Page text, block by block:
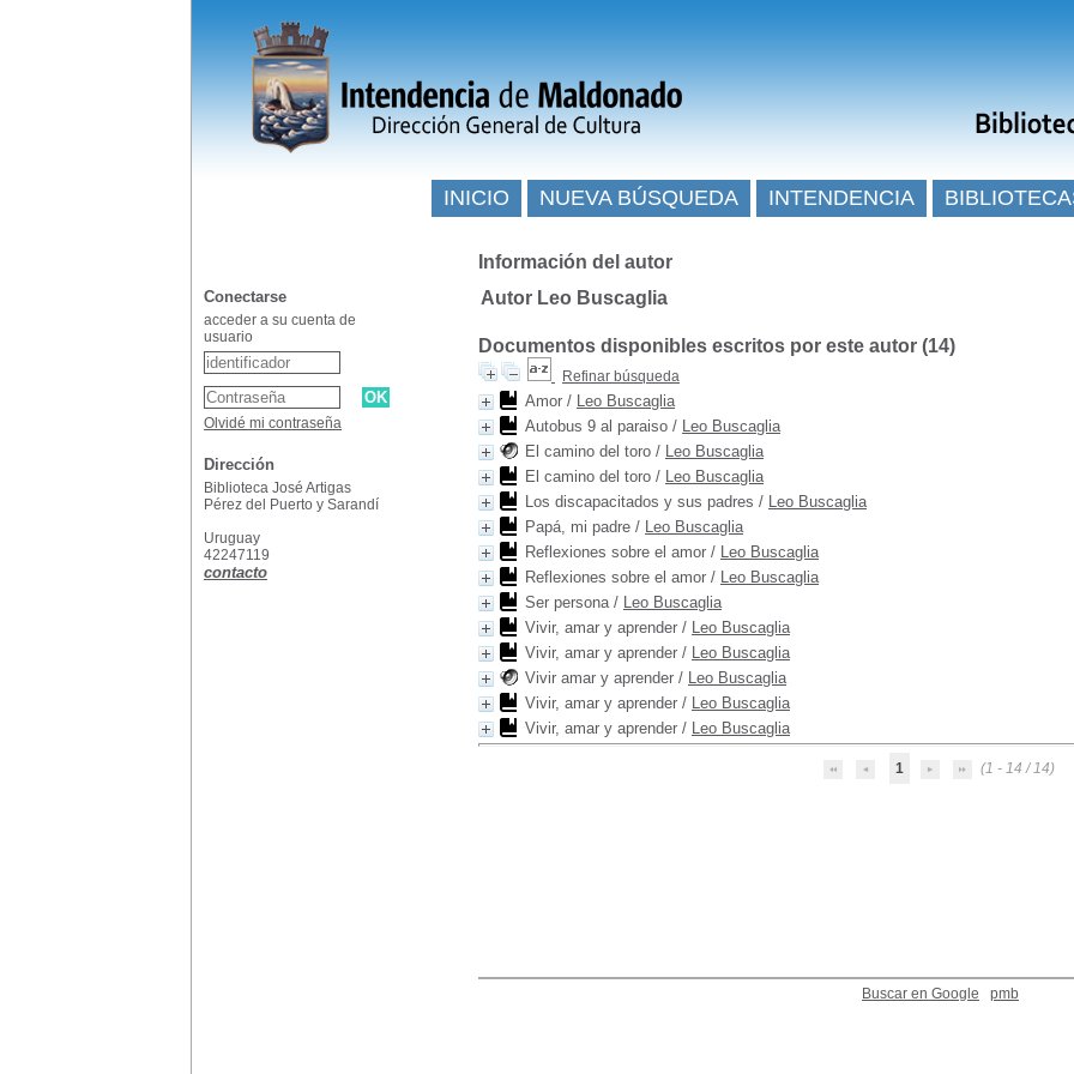
Información del autor
Autor Leo Buscaglia
Documentos disponibles escritos por este autor (14)
Refinar búsqueda
Amor / Leo Buscaglia
Autobus 9 al paraiso / Leo Buscaglia
El camino del toro / Leo Buscaglia
El camino del toro / Leo Buscaglia
Los discapacitados y sus padres / Leo Buscaglia
Papá, mi padre / Leo Buscaglia
Reflexiones sobre el amor / Leo Buscaglia
Reflexiones sobre el amor / Leo Buscaglia
Ser persona/ Leo Buscaglia
Vivir, amar y aprender / Leo Buscaglia
Vivir, amar y aprender / Leo Buscaglia
Vivir amar y aprender / Leo Buscaglia
Vivir, amar y aprender / Leo Buscaglia
Vivir, amar y aprender / Leo Buscaglia
1 (1 - 14 / 14)
Buscar en Google pmb
INICIO NUEVA BÚSQUEDA INTENDENCIA
Conectarse
acceder a su cuenta de
usuario
Olvidé mi contraseña
Dirección
Biblioteca José Artigas
Pérez del Puerto y Sarandí
Uruguay
42247119
contacto